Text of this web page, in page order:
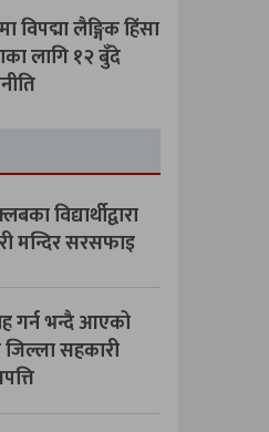
विपद्मा लैङ्गिक हिंसा
लागि १२ बुँदे
विद्यार्थीद्वारा
मन्दिर सरसफाइ
गर्न भन्दै आएको
जिल्ला सहकारी